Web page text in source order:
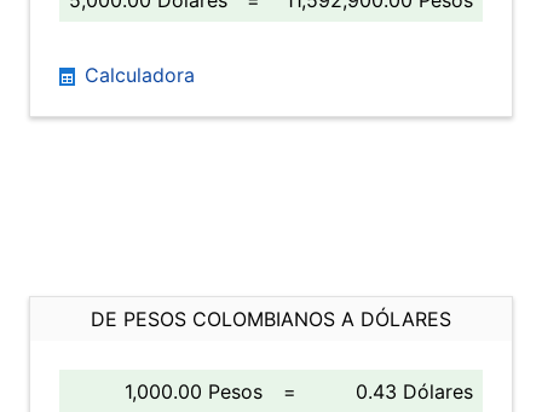
Calculadora
DE PESOS COLOMBIANOS A DÓLARES
1,000.00 Pesos =
0.43 Dólares